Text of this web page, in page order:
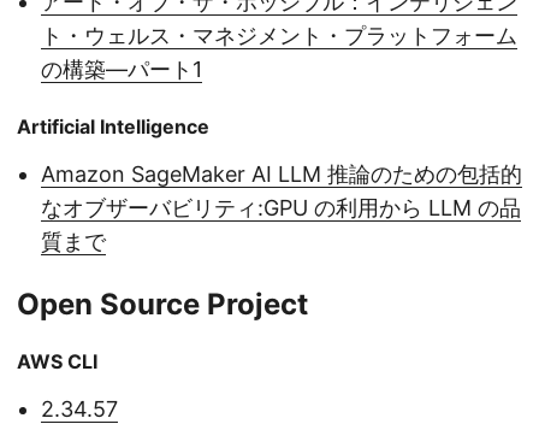
ト・ウェルス・マネジメント・プラットフォーム
の構築—パート1
Artificial Intelligence
Amazon SageMaker AI LLM 推論のための包括的
なオブザーバビリティ:GPU の利用から LLM の品
質まで
Open Source Project
AWS CLI
2.34.57